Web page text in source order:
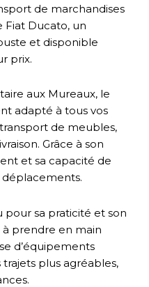
de marchandises
Fiat Ducato, un
et disponible
prix.
aux Mureaux, le
adapté à tous vos
de meubles,
Grâce à son
et sa capacité de
déplacements.
pour sa praticité et son
prendre en main
d’équipements
plus agréables,